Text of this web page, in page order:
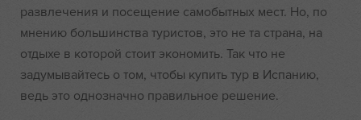
развлечения и посещение самобытных мест. Но, по
мнению большинства туристов, это не та страна, на
отдыхе в которой стоит экономить. Так что не
задумывайтесь о том, чтобы купить тур в Испанию,
ведь это однозначно правильное решение.